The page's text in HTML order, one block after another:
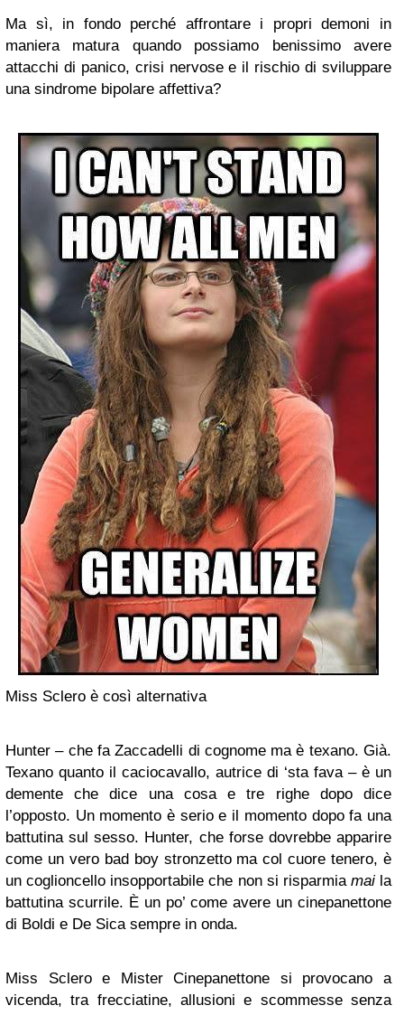
Ma sì, in fondo perché affrontare i propri demoni in
maniera matura quando possiamo benissimo avere
attacchi di panico, crisi nervose e il rischio di sviluppare
una sindrome bipolare affettiva?
Miss Sclero è così alternativa
Hunter – che fa Zaccadelli di cognome ma è texano. Già.
Texano quanto il caciocavallo, autrice di ‘sta fava – è un
demente che dice una cosa e tre righe dopo dice
l’opposto. Un momento è serio e il momento dopo fa una
battutina sul sesso. Hunter, che forse dovrebbe apparire
come un vero bad boy stronzetto ma col cuore tenero, è
un coglioncello insopportabile che non si risparmia maila
battutina scurrile. È un po’ come avere un cinepanettone
di Boldi e De Sica sempre in onda.
Miss Sclero e Mister Cinepanettone si provocano a
vicenda, tra frecciatine, allusioni e scommesse senza